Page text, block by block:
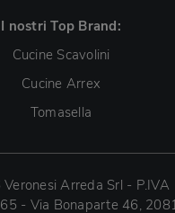
I nostri Top Brand:
Cucine Scavolini
Cucine Arrex
Tomasella
Arreda Srl - P.IVA
- Via Bonaparte 46,